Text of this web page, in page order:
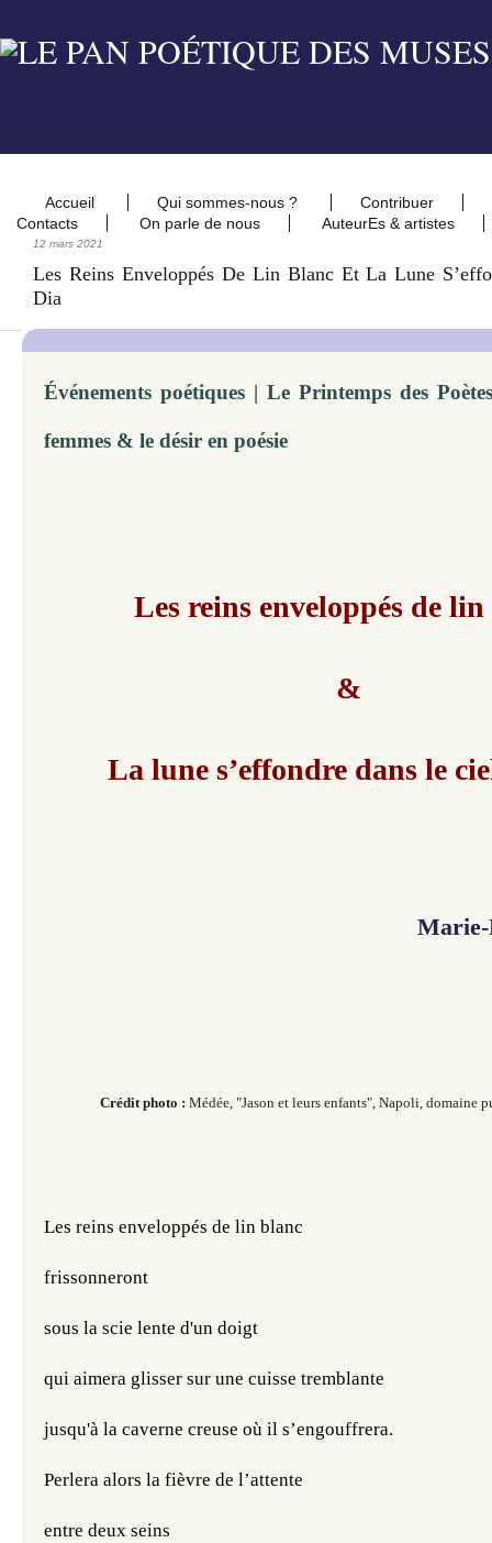
Accueil Qui sommes-nous ?
Contribuer
Contacts
On parle de nous AuteurEs & artistes
12 mars 2021
Les Reins Enveloppés De Lin Blanc Et La Lune
Dia
Événements poétiques | Le Printemps des
femmes & le désir en poésie
Les reins enveloppés de
&
La lune s’effondre dans le
Crédit photo : Médée, "Jason et leurs enfants", Napoli, domaine
Les reins enveloppés de lin blanc
frissonneront
sous la scie lente d'un doigt
qui aimera glisser sur une cuisse tremblante
jusqu'à la caverne creuse où il s’engouffrera.
Perlera alors la fièvre de l’attente
entre deux seins